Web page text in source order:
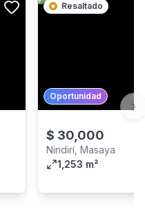
Resaltado
Oportunidad
$ 30,000
Nindirí, Masaya
1,253 m²